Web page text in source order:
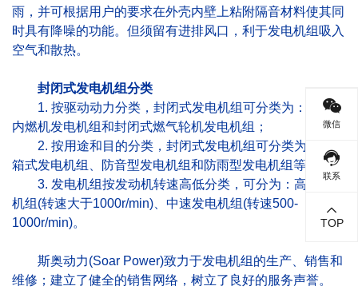
雨，并可根据用户的要求在外壳内壁上粘附隔音材料使其同
时具有降噪的功能。但须留有进排风口，利于发电机组吸入
空气和散热。
封闭式发电机组分类
1. 按驱动动力分类，封闭式发电机组可分类为：封闭式
内燃机发电机组和封闭式燃气轮机发电机组；
2. 按用途和目的分类，封闭式发电机组可分类为：集装
箱式发电机组、防音型发电机组和防雨型发电机组等；
3. 发电机组按发动机转速高低分类，可分为：高速发电
机组(转速大于1000r/min)、中速发电机组(转速500-
1000r/min)。
斯奥动力(Soar Power)致力于发电机组的生产、销售和
维修；建立了健全的销售网络，树立了良好的服务声誉。
微信
联系
TOP